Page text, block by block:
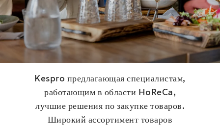
Kespro предлагающая специалистам,
работающим в области HoReCa,
лучшие решения по закупке товаров.
Широкий ассортимент товаров